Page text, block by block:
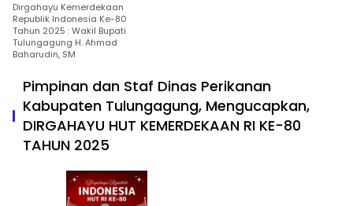
Dirgahayu Kemerdekaan
Republik Indonesia Ke-80
Tahun 2025 : Wakil Bupati
Tulungagung H. Ahmad
Baharudin, SM
Pimpinan dan Staf Dinas Perikanan
Kabupaten Tulungagung, Mengucapkan,
DIRGAHAYU HUT KEMERDEKAAN RI KE-80
TAHUN 2025